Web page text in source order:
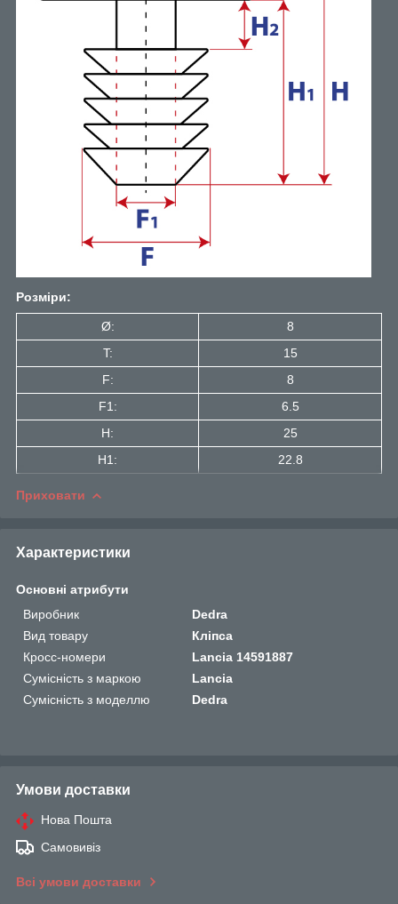
Розміри:
Ø:
8
T:
15
F:
8
F1:
6.5
H:
25
H1:
22.8
Приховати
Характеристики
Основні атрибути
Виробник
Dedra
Вид товару
Кліпса
Кросс-номери
Lancia 14591887
Сумісність з маркою
Lancia
Сумісність з моделлю
Dedra
Умови доставки
Нова Пошта
Самовивіз
Всі умови доставки